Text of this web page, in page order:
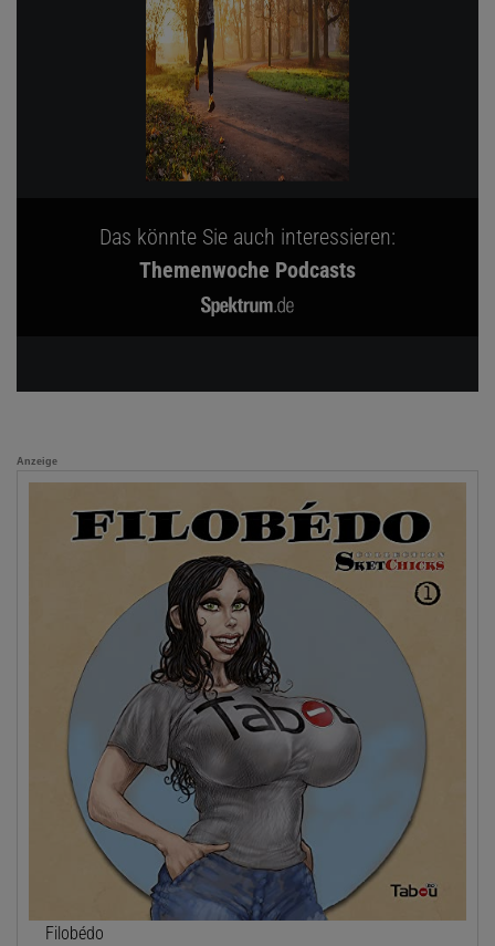
Das könnte Sie auch interessieren:
Themenwoche Podcasts
Anzeige
Filobédo